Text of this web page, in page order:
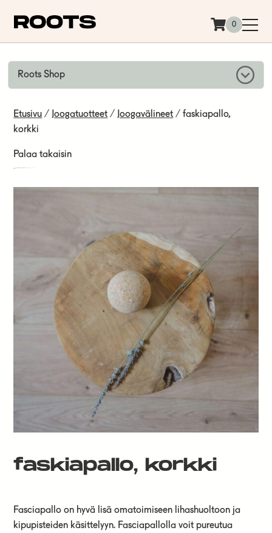
0
Roots Shop
Etusivu / Joogatuotteet / Joogavälineet / faskiapallo,
korkki
Palaa takaisin
faskiapallo, korkki
Fasciapallo on hyvä lisä omatoimiseen lihashuoltoon ja
kipupisteiden käsittelyyn. Fasciapallolla voit pureutua